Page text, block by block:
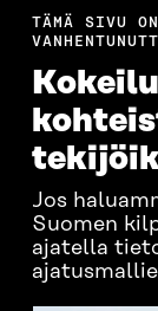
TÄMÄ SIVU
Jos
Suomen
ajatella